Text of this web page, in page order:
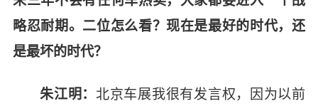
略忍耐期。二位怎么看？现在是最好的时代，还
是最坏的时代？
朱江明： 北京车展我很有发言权，因为以前